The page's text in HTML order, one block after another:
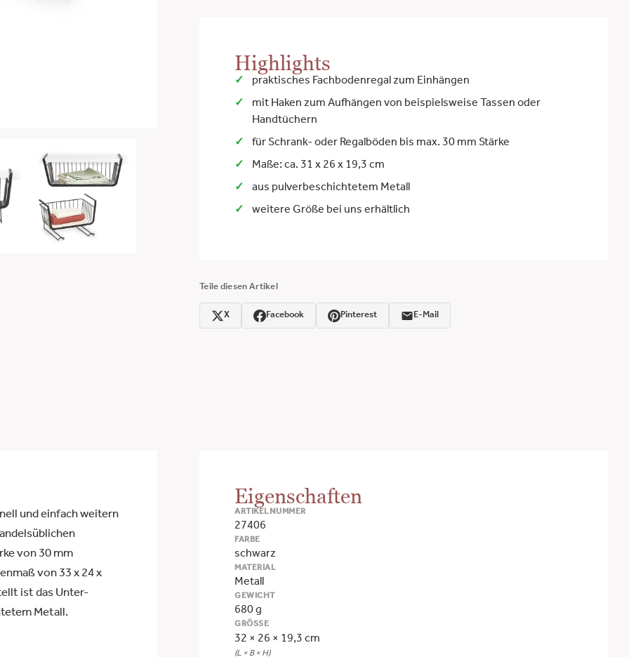
Highlights
praktisches Fachbodenregal zum Einhängen
mit Haken zum Aufhängen von beispielsweise Tassen oder
Handtüchern
für Schrank- oder Regalböden bis max. 30 mm Stärke
Maße: ca. 31 x 26 x 19,3 cm
aus pulverbeschichtetem Metall
weitere Größe bei uns erhältlich
Teile diesen Artikel
X Facebook Pinterest E-Mail
und einfach weitern
von 30 mm
von 33 x 24 x
ist das Unter-
Metall.
Eigenschaften
ARTIKELNUMMER
27406
FARBE
schwarz
MATERIAL
Metall
GEWICHT
680 g
GRÖSSE
32 × 26 × 19,3 cm
(L × B × H)